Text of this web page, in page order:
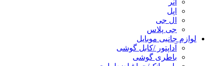
اپل
ال جی
جی پلاس
لوازم جانبی موبایل
آداپتور /کابل گوشی
باطری گوشی